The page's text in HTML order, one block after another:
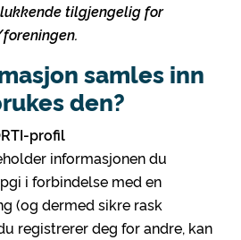
tilgjengelig for
samles inn
den?
profil
informasjonen du
i forbindelse med en
(og dermed sikre rask
registrerer deg for andre, kan